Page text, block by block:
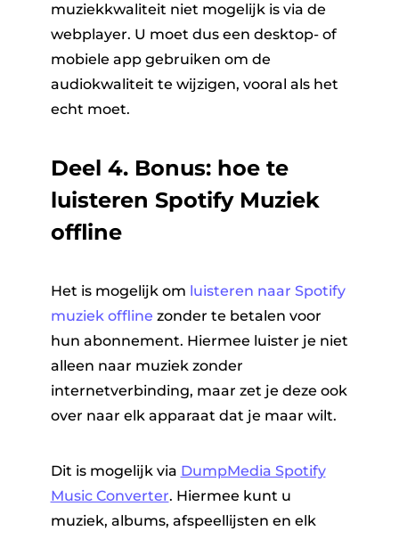
muziekkwaliteit niet mogelijk is via de
webplayer. U moet dus een desktop- of
mobiele app gebruiken om de
audiokwaliteit te wijzigen, vooral als het
echt moet.
Deel 4. Bonus: hoe te
luisteren Spotify Muziek
offline
Het is mogelijk om luisteren naar Spotify
muziek offline zonder te betalen voor
hun abonnement. Hiermee luister je niet
alleen naar muziek zonder
internetverbinding, maar zet je deze ook
over naar elk apparaat dat je maar wilt.
Dit is mogelijk via DumpMedia Spotify
Music Converter. Hiermee kunt u
muziek, albums, afspeellijsten en elk